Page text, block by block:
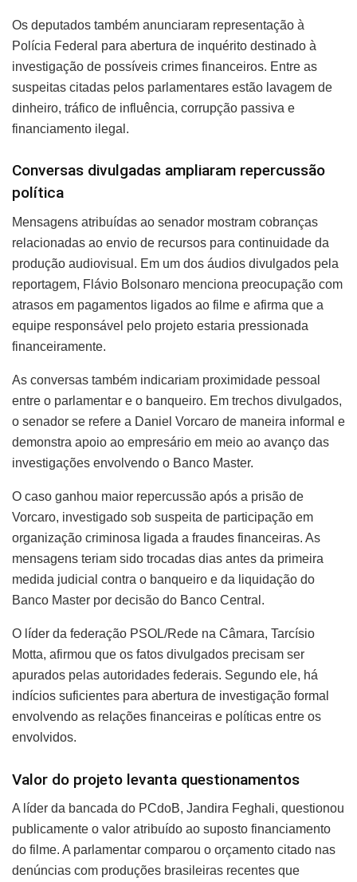
Os deputados também anunciaram representação à
Polícia Federal para abertura de inquérito destinado à
investigação de possíveis crimes financeiros. Entre as
suspeitas citadas pelos parlamentares estão lavagem de
dinheiro, tráfico de influência, corrupção passiva e
financiamento ilegal.
Conversas divulgadas ampliaram repercussão
política
Mensagens atribuídas ao senador mostram cobranças
relacionadas ao envio de recursos para continuidade da
produção audiovisual. Em um dos áudios divulgados pela
reportagem, Flávio Bolsonaro menciona preocupação com
atrasos em pagamentos ligados ao filme e afirma que a
equipe responsável pelo projeto estaria pressionada
financeiramente.
As conversas também indicariam proximidade pessoal
entre o parlamentar e o banqueiro. Em trechos divulgados,
o senador se refere a Daniel Vorcaro de maneira informal e
demonstra apoio ao empresário em meio ao avanço das
investigações envolvendo o Banco Master.
O caso ganhou maior repercussão após a prisão de
Vorcaro, investigado sob suspeita de participação em
organização criminosa ligada a fraudes financeiras. As
mensagens teriam sido trocadas dias antes da primeira
medida judicial contra o banqueiro e da liquidação do
Banco Master por decisão do Banco Central.
O líder da federação PSOL/Rede na Câmara, Tarcísio
Motta, afirmou que os fatos divulgados precisam ser
apurados pelas autoridades federais. Segundo ele, há
indícios suficientes para abertura de investigação formal
envolvendo as relações financeiras e políticas entre os
envolvidos.
Valor do projeto levanta questionamentos
A líder da bancada do PCdoB, Jandira Feghali, questionou
publicamente o valor atribuído ao suposto financiamento
do filme. A parlamentar comparou o orçamento citado nas
denúncias com produções brasileiras recentes que